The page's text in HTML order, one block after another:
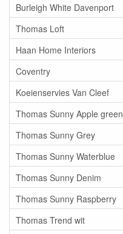
Burleigh White Davenport
Thomas Loft
Haan Home Interiors
Coventry
Koeienservies Van Cleef
Thomas Sunny Apple green
Thomas Sunny Grey
Thomas Sunny Waterblue
Thomas Sunny Denim
Thomas Sunny Raspberry
Thomas Trend wit